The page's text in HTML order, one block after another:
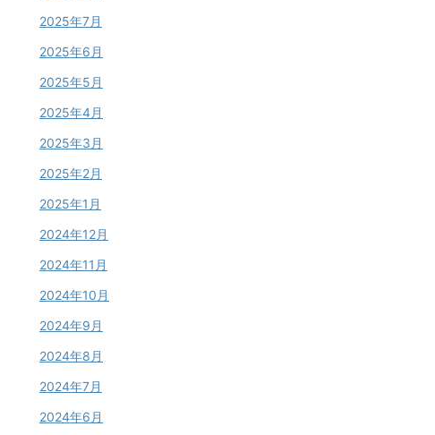
2025年7月
2025年6月
2025年5月
2025年4月
2025年3月
2025年2月
2025年1月
2024年12月
2024年11月
2024年10月
2024年9月
2024年8月
2024年7月
2024年6月